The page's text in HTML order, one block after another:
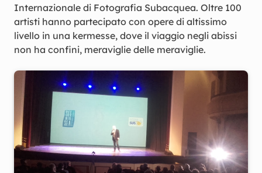
Internazionale di Fotografia Subacquea. Oltre 100
artisti hanno partecipato con opere di altissimo
livello in una kermesse, dove il viaggio negli abissi
non ha confini, meraviglie delle meraviglie.